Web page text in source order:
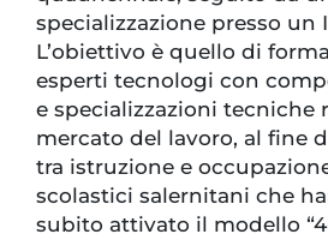
specializzazione presso un
L’obiettivo è quello di
esperti tecnologi con
e specializzazioni tecniche
mercato del lavoro, al fine
tra istruzione e
scolastici salernitani che
subito attivato il modello